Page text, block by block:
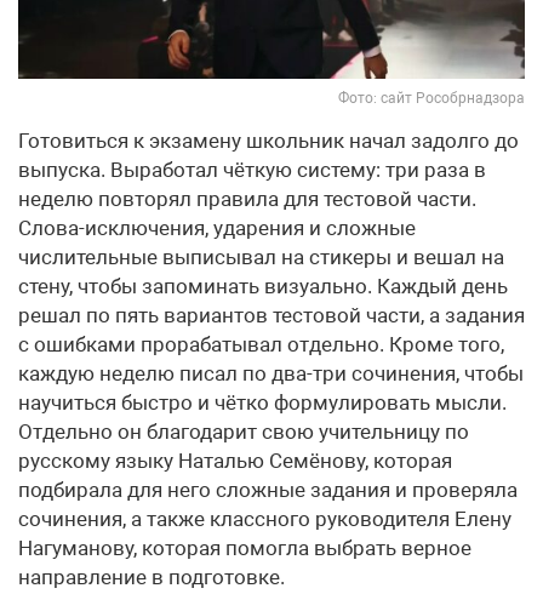
Фото: сайт Рособрнадзора
Готовиться к экзамену школьник начал задолго до
выпуска. Выработал чёткую систему: три раза в
неделю повторял правила для тестовой части.
Слова-исключения, ударения и сложные
числительные выписывал на стикеры и вешал на
стену, чтобы запоминать визуально. Каждый день
решал по пять вариантов тестовой части, а задания
с ошибками прорабатывал отдельно. Кроме того,
каждую неделю писал по два-три сочинения, чтобы
научиться быстро и чётко формулировать мысли.
Отдельно он благодарит свою учительницу по
русскому языку Наталью Семёнову, которая
подбирала для него сложные задания и проверяла
сочинения, а также классного руководителя Елену
Нагуманову, которая помогла выбрать верное
направление в подготовке.